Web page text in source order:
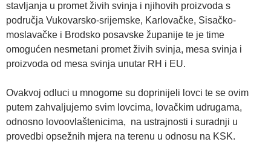
stavljanja u promet živih svinja i njihovih proizvoda s
područja Vukovarsko-srijemske, Karlovačke, Sisačko-
moslavačke i Brodsko posavske županije te je time
omogućen nesmetani promet živih svinja, mesa svinja i
proizvoda od mesa svinja unutar RH i EU.
Ovakvoj odluci u mnogome su doprinijeli lovci te se ovim
putem zahvaljujemo svim lovcima, lovačkim udrugama,
odnosno lovoovlaštenicima, na ustrajnosti i suradnji u
provedbi opsežnih mjera na terenu u odnosu na KSK.